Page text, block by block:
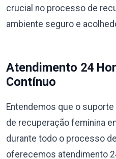
crucial no processo de
ambiente seguro e
Atendimento 24
Contínuo
Entendemos que o
de recuperação feminina
durante todo o processo
oferecemos atendimento